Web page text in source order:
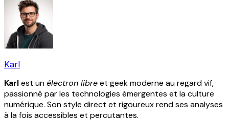
Karl
Karlest unélectron libreet geek moderne au regard vif,
passionné par les technologies émergentes et la culture
numérique. Son style direct et rigoureux rend ses analyses
à la fois accessibles et percutantes.